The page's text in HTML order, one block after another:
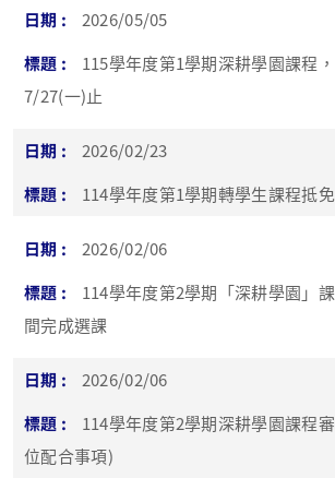
2026/05/05
115學年度第1學期深耕學園課程
7/27(一)止
2026/02/23
114學年度第1學期轉學生課程抵
2026/02/06
114學年度第2學期「深耕學園」
間完成選課
2026/02/06
114學年度第2學期深耕學園課程
位配合事項)